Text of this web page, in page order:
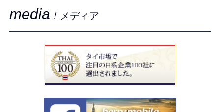
media / メディア